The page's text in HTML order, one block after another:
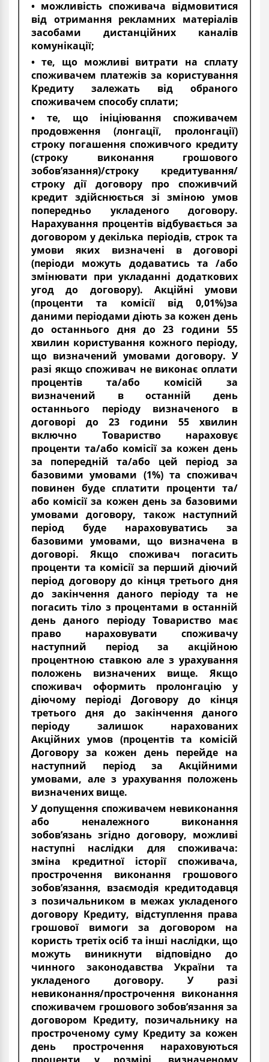
• можливість споживача відмовитися
від отримання рекламних матеріалів
засобами дистанційних каналів
комунікації;
• те, що можливі витрати на сплату
споживачем платежів за користування
Кредиту залежать від обраного
споживачем способу сплати;
• те, що ініціювання споживачем
продовження (лонгації, пролонгації)
строку погашення споживчого кредиту
(строку виконання грошового
зобов’язання)/строку кредитування/
строку дії договору про споживчий
кредит здійснюється зі зміною умов
попередньо укладеного договору.
Нарахування процентів відбувається за
договором у декілька періодів, строк та
умови яких визначені в договорі
(періоди можуть додаватись та /або
змінювати при укладанні додаткових
угод до договору). Акційні умови
(проценти та комісії від 0,01%)за
даними періодами діють за кожен день
до останнього дня до 23 години 55
хвилин користування кожного періоду,
що визначений умовами договору. У
разі якщо споживач не виконає оплати
процентів та/або комісій за
визначений в останній день
останнього періоду визначеного в
договорі до 23 години 55 хвилин
включно Товариство нараховує
проценти та/або комісії за кожен день
за попередній та/або цей період за
базовими умовами (1%) та споживач
повинен буде сплатити проценти та/
або комісії за кожен день за базовими
умовами договору, також наступний
період буде нараховуватись за
базовими умовами, що визначена в
договорі. Якщо споживач погасить
проценти та комісії за перший діючий
період договору до кінця третього дня
до закінчення даного періоду та не
погасить тіло з процентами в останній
день даного періоду Товариство має
право нараховувати споживачу
наступний період за акційною
процентною ставкою але з урахування
положень визначених вище. Якщо
споживач оформить пролонгацію у
діючому періоді Договору до кінця
третього дня до закінчення даного
періоду залишок нарахованих
Акційних умов (процентів та комісій
Договору за кожен день перейде на
наступний період за Акційними
умовами, але з урахування положень
визначених вище.
У допущення споживачем невиконання
або неналежного виконання
зобов’язань згідно договору, можливі
наступні наслідки для споживача:
зміна кредитної історії споживача,
прострочення виконання грошового
зобов’язання, взаємодія кредитодавця
з позичальником в межах укладеного
договору Кредиту, відступлення права
грошової вимоги за договором на
користь третіх осіб та інші наслідки, що
можуть виникнути відповідно до
чинного законодавства України та
укладеного договору. У разі
невиконання/прострочення виконання
споживачем грошового зобов’язання за
договором Кредиту, позичальнику на
простроченому суму Кредиту за кожен
день прострочення нараховуються